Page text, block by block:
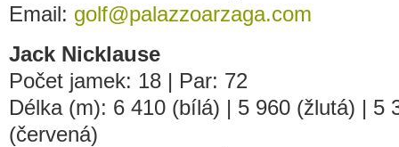
Email: golf@palazzoarzaga.com
Jack Nicklause
Počet jamek: 18 | Par: 72
Délka (m): 6 410 (bílá) | 5 960 (žlutá) | 5
(červená)